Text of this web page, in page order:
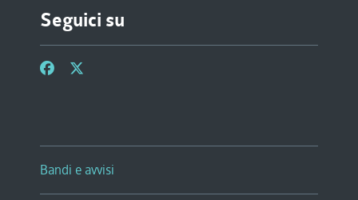
Seguici su
Bandi e avvisi